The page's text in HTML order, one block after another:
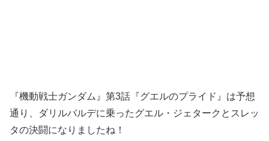
『機動戦士ガンダム』第3話『グエルのプライド』は予想
通り、ダリルバルデに乗ったグエル・ジェタークとスレッ
タの決闘になりましたね！